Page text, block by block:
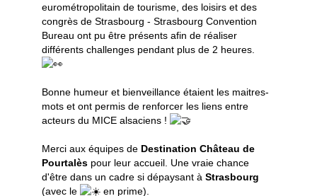
eurométropolitain de tourisme, des loisirs et des
congrès de Strasbourg - Strasbourg Convention
Bureau ont pu être présents afin de réaliser
différents challenges pendant plus de 2 heures.
Bonne humeur et bienveillance étaient les maitres-
mots et ont permis de renforcer les liens entre
acteurs du MICE alsaciens !
Merci aux équipes de Destination Château de
Pourtalès pour leur accueil. Une vraie chance
d'être dans un cadre si dépaysant à Strasbourg
(avec le
en prime).